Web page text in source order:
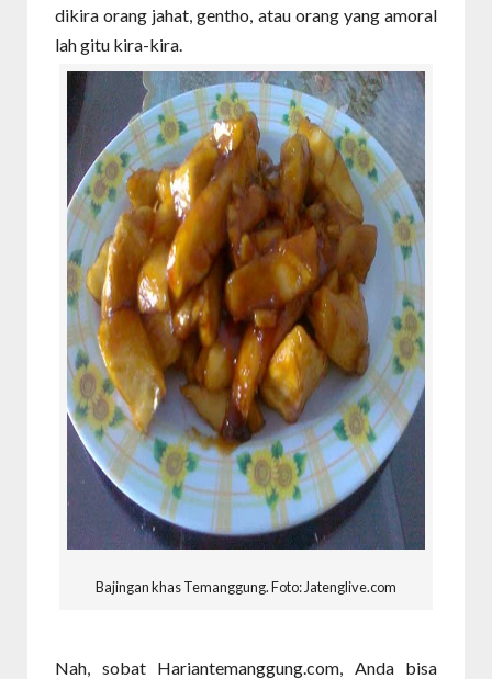
dikira orang jahat, gentho, atau orang yang amoral
lah gitu kira-kira.
Bajingan khas Temanggung. Foto: Jatenglive.com
Nah, sobat Hariantemanggung.com, Anda bisa